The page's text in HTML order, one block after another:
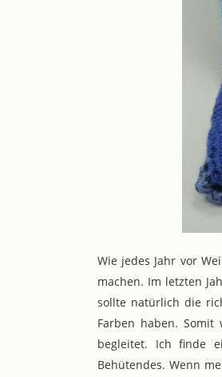
Wie jedes Jahr vor
machen. Im letzten
sollte natürlich die
Farben haben.
begleitet. Ich finde
Behütendes. Wenn